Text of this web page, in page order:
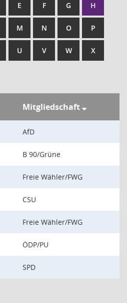
E F G H
M N O P
U V W X
Mitgliedschaft
AfD
B 90/Grüne
Freie Wähler/FWG
CSU
Freie Wähler/FWG
ÖDP/PU
SPD